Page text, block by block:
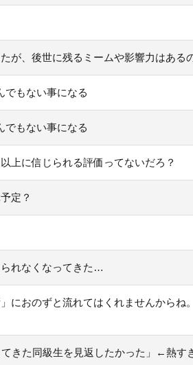
が、後世に残るミームや影響力はある
でもない事になる
でもない事になる
上に信じられる評価ってないだろ？
定？
られなくなってきた…
におのずと流れてはくれませんからね
きた同級生を見返したかった」←熱す